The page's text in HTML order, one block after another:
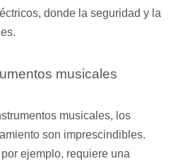
donde la seguridad y la
musicales
musicales, los
son imprescindibles.
ejemplo, requiere una